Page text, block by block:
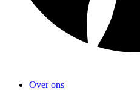
Over ons